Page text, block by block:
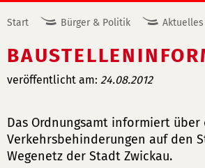
Start Bürger & Politik Aktuelles
veröffentlicht am: 24.08.2012
Das Ordnungsamt informiert
Verkehrsbehinderungen auf den
Wegenetz der Stadt Zwickau.